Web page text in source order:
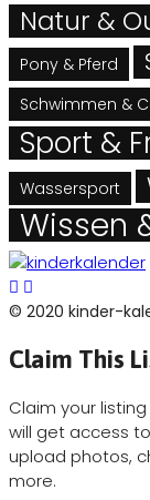
Natur &
Pony & Pferd
Schwimmen &
Sport &
Wassersport
Wissen
© 2020 kinder-
Claim This
Claim your
will get access
upload photos,
more.